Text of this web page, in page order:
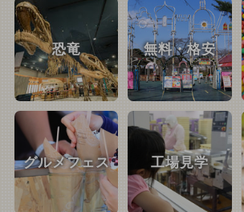
恐竜 無料・格安
グルメフェス 工場見学